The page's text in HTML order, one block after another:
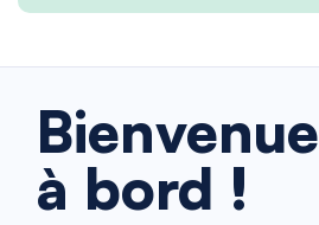
Bienvenue
à bord !